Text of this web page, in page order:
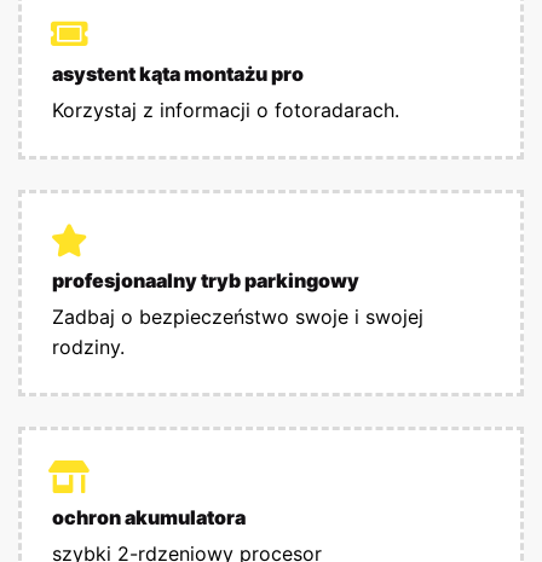
asystent kąta montażu pro
Korzystaj z informacji o fotoradarach.
profesjonaalny tryb parkingowy
Zadbaj o bezpieczeństwo swoje i swojej
rodziny.
ochron akumulatora
szybki 2-rdzeniowy procesor